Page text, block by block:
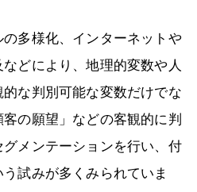
多様化、インターネットや
どにより、地理的変数や人
な判別可能な変数だけでな
の願望」などの客観的に判
メンテーションを行い、付
試みが多くみられていま